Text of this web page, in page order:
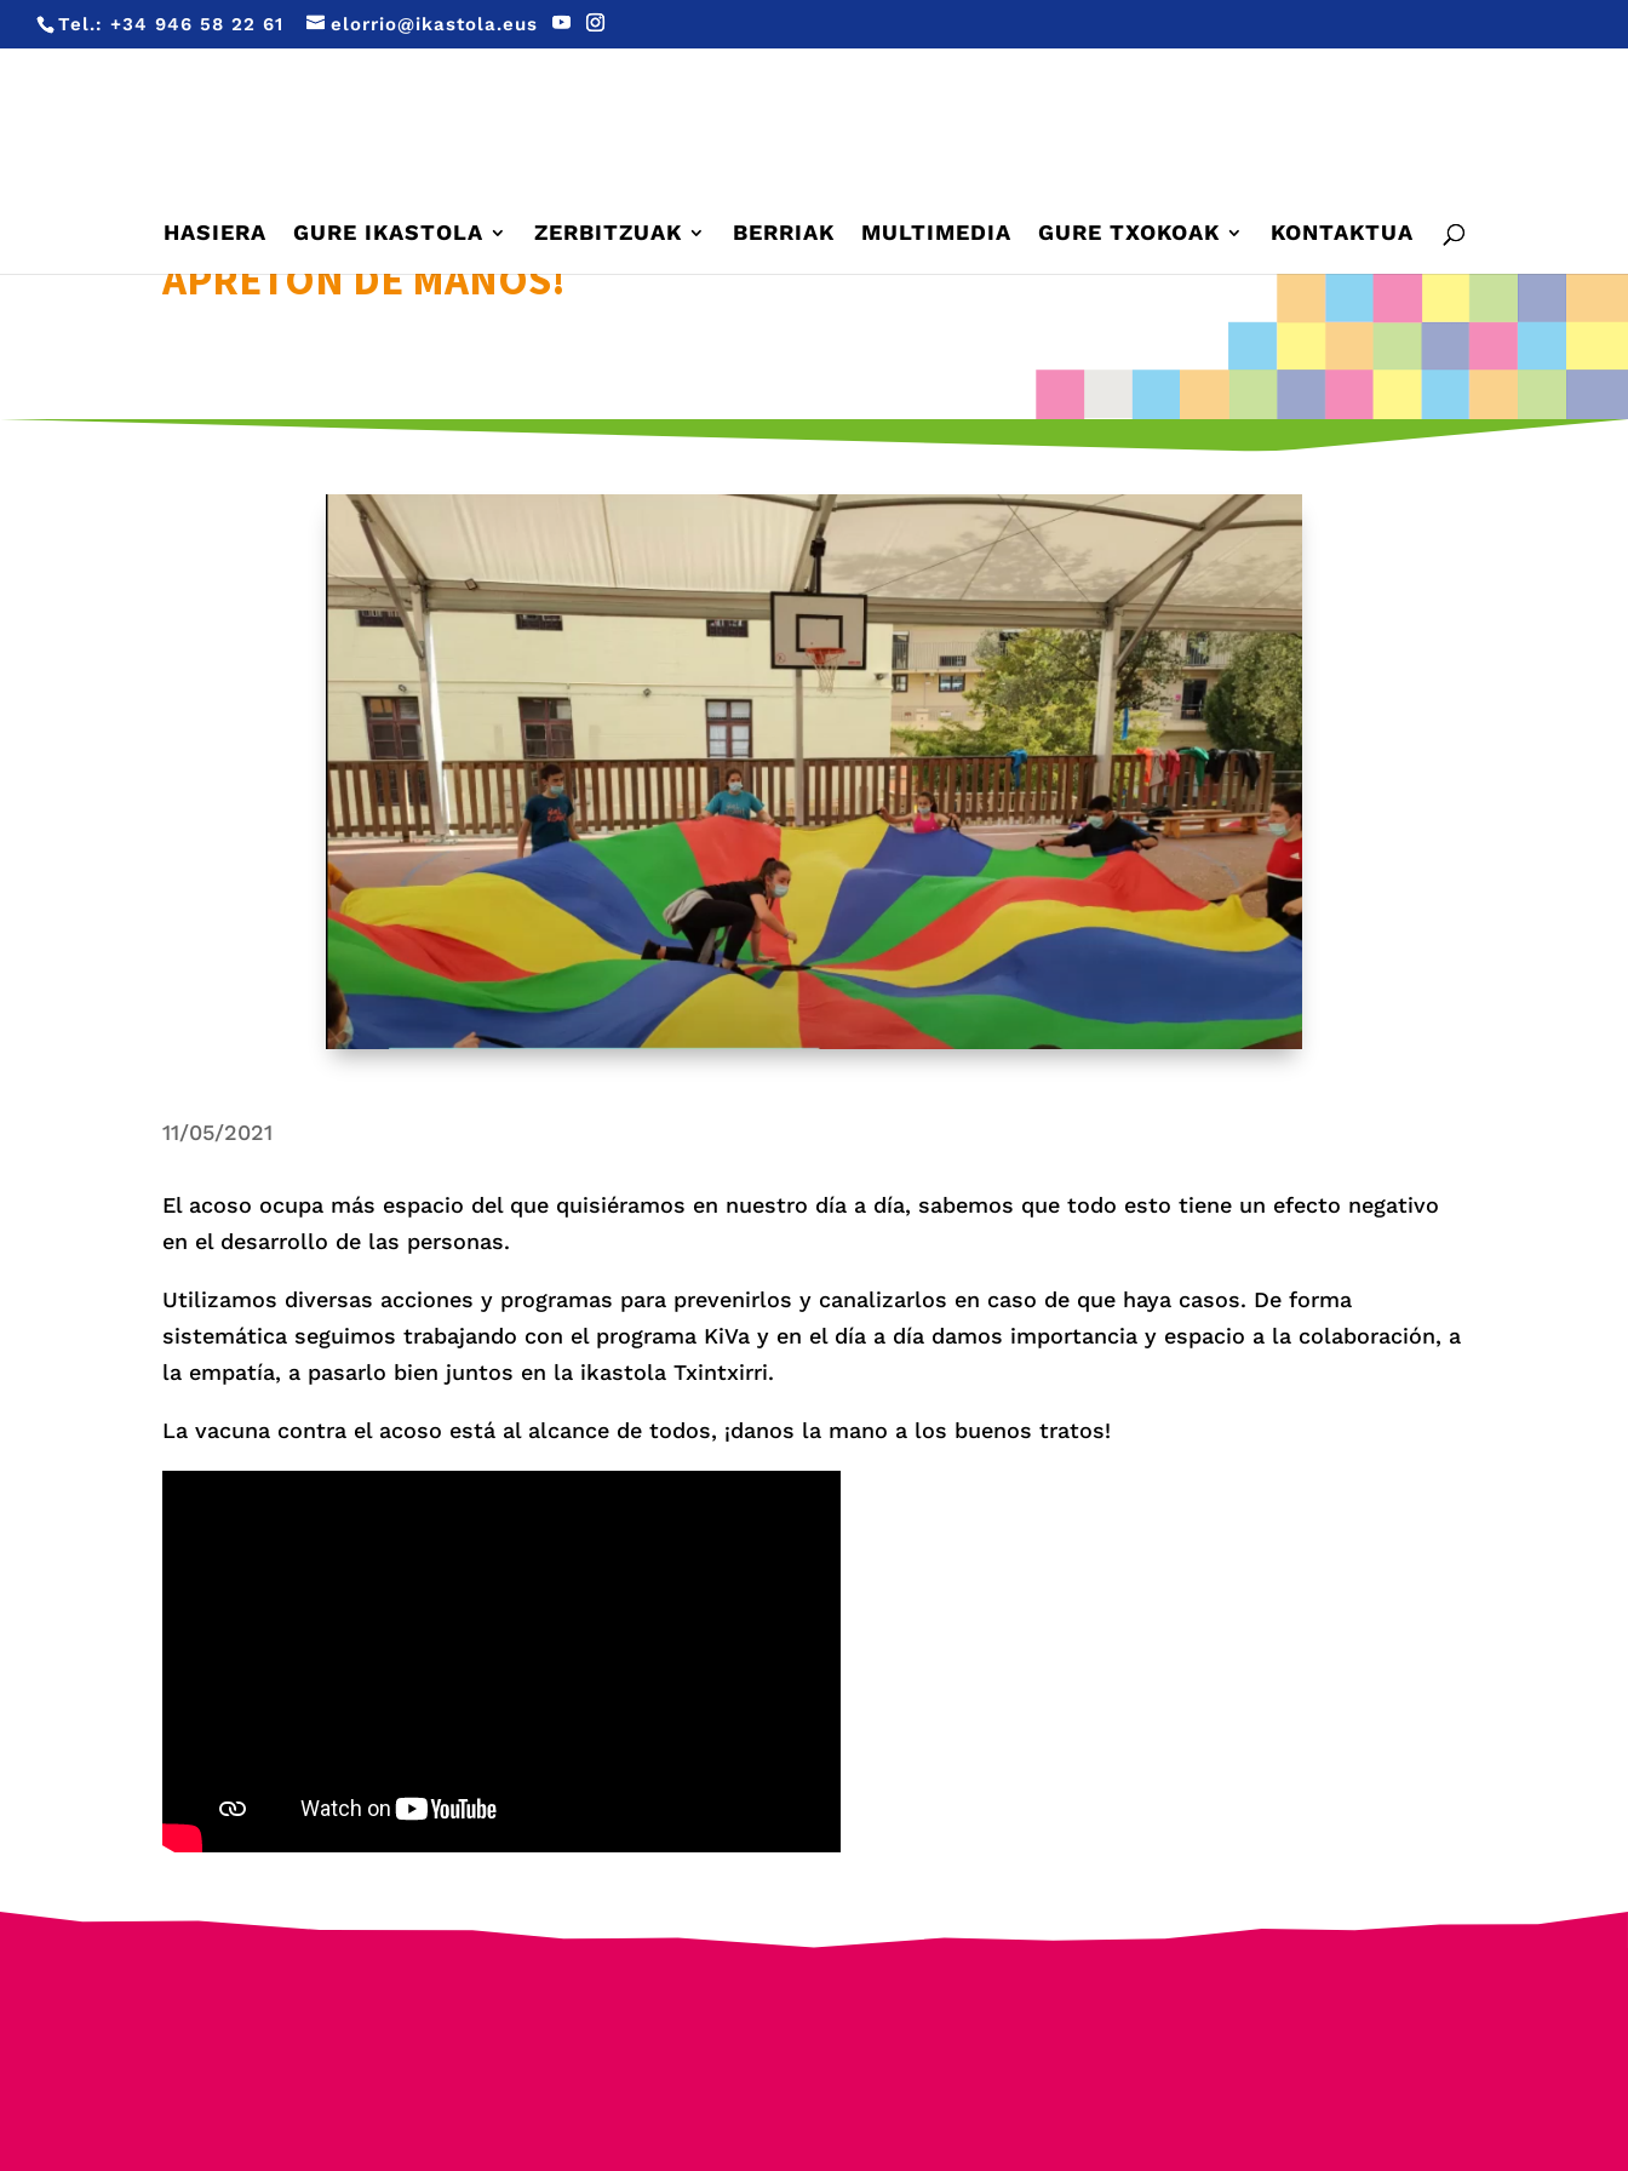
Tel.: +34 946 58 22 61 elorrio@ikastola.eus
HASIERA GURE IKASTOLA ZERBITZUAK BERRIAK MULTIMEDIA GURE TXOKOAK KONTAKTUA
APRETON DE MANOS!
11/05/2021
El acoso ocupa más espacio del que quisiéramos en nuestro día a día, sabemos que todo esto tiene un efecto negativo
en el desarrollo de las personas.
Utilizamos diversas acciones y programas para prevenirlos y canalizarlos en caso de que haya casos. De forma
sistemática seguimos trabajando con el programa KiVa y en el día a día damos importancia y espacio a la colaboración, a
la empatía, a pasarlo bien juntos en la ikastola Txintxirri.
La vacuna contra el acoso está al alcance de todos, ¡danos la mano a los buenos tratos!